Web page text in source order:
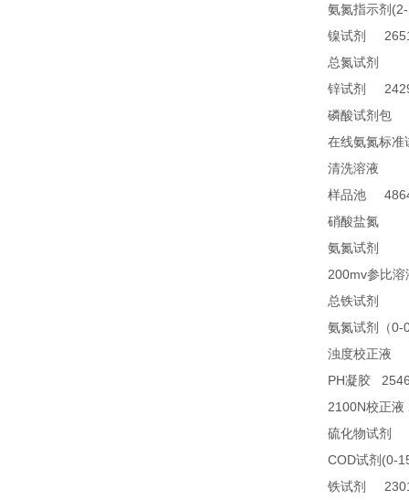
氨氮指示剂
镍试剂
总氮试剂
锌试剂
磷酸试剂包
在线氨氮标准
清洗溶液
样品池
硝酸盐氮
氨氮试剂
200mv参比溶
总铁试剂
氨氮试剂（0-
浊度校正液
PH凝胶
2100N校正液
硫化物试剂
COD试剂 (0-
铁试剂